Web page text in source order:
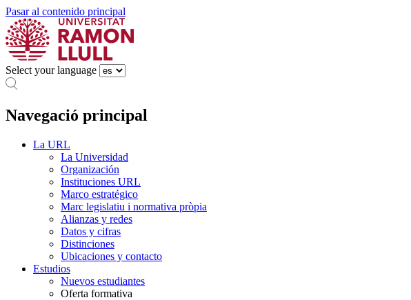
Pasar al contenido principal
Select your language
Navegació principal
La URL
La Universidad
Organización
Instituciones URL
Marco estratégico
Marc legislatiu i normativa pròpia
Alianzas y redes
Datos y cifras
Distinciones
Ubicaciones y contacto
Estudios
Nuevos estudiantes
Oferta formativa